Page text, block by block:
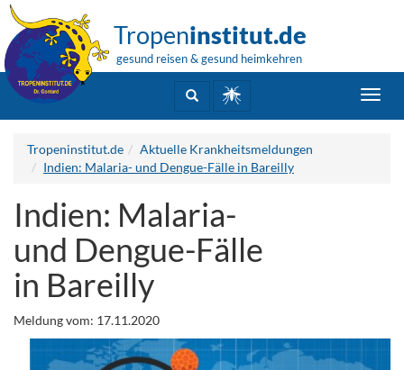
Tropeninstitut.de
gesund reisen & gesund heimkehren
Tropeninstitut.de
Aktuelle Krankheitsmeldungen
Indien: Malaria- und Dengue-Fälle in Bareilly
Indien: Malaria-
und Dengue-Fälle
in Bareilly
Meldung vom: 17.11.2020